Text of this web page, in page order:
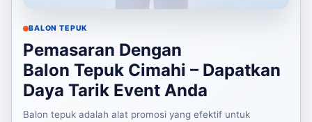
BALON TEPUK
Pemasaran Dengan
Balon Tepuk Cimahi – Dapatkan
Daya Tarik Event Anda
Balon tepuk adalah alat promosi yang efektif untuk